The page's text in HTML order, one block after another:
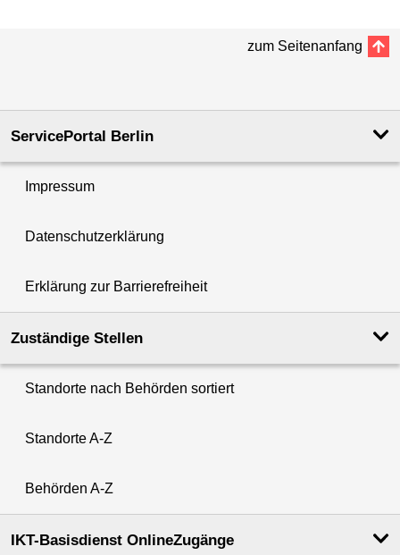
zum Seitenanfang
ServicePortal Berlin
Impressum
Datenschutzerklärung
Erklärung zur Barrierefreiheit
Zuständige Stellen
Standorte nach Behörden sortiert
Standorte A-Z
Behörden A-Z
IKT-Basisdienst OnlineZugänge